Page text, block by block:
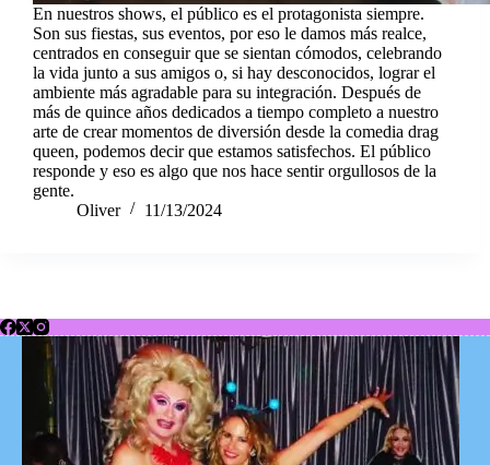
En nuestros shows, el público es el protagonista siempre.
Son sus fiestas, sus eventos, por eso le damos más realce,
centrados en conseguir que se sientan cómodos, celebrando
la vida junto a sus amigos o, si hay desconocidos, lograr el
ambiente más agradable para su integración. Después de
más de quince años dedicados a tiempo completo a nuestro
arte de crear momentos de diversión desde la comedia drag
queen, podemos decir que estamos satisfechos. El público
responde y eso es algo que nos hace sentir orgullosos de la
gente.
Oliver
11/13/2024